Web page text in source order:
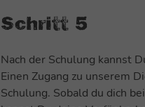
Schritt 5
Nach der Schulung kannst
Einen Zugang zu unserem
Schulung. Sobald du dich